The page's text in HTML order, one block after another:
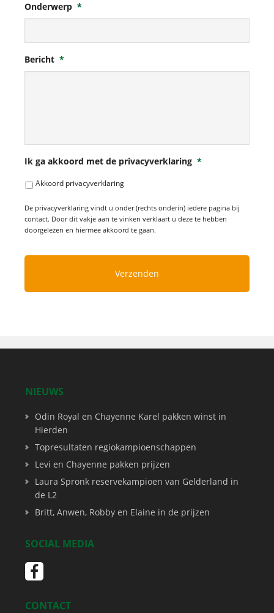
Onderwerp *
Bericht *
Ik ga akkoord met de privacyverklaring *
Akkoord privacyverklaring
De privacyverklaring vindt u onder (rechts onderin) iedere pagina bij
contact. Door dit vakje aan te vinken verklaart u deze te hebben
doorgelezen en hiermee akkoord te gaan.
NIEUWS
Odin Royal en Chayenne Karel pakken winst in
Hierden
Topresultaten regiokampioenschappen
Levi en Chayenne pakken prijzen
Laura Spronk reservekampioen van Gelderland in
de L2
Britt, Anwen, Robby en Elaine in de prijzen
SOCIAL MEDIA
CONTACT